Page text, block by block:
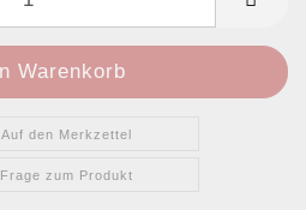
Auf den Merkzettel
Frage zum Produkt